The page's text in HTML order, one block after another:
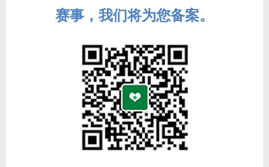
赛事，我们将为您备案。